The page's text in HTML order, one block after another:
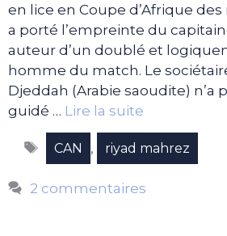
en lice en Coupe d’Afrique des
a porté l’empreinte du
auteur d’un doublé et
homme du match. Le
Djeddah (Arabie saoudite) n’a
guidé … Lire la suite
Étiquettes
CAN , riyad mahrez
2 commentaires